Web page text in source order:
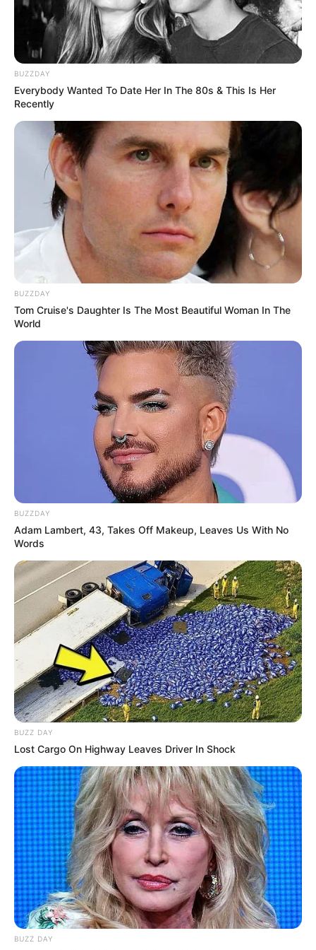
Städte im Freistaat Bayern
Es gibt noch viele weitere sehenswerte Städte und
Ausflugsziele im Umkreis von Obernburg am Main
gesamten Bundesland, die entdeckt werden wollen.
Hierfür kann die Rubrik mit denschönsten Städten in
angeklickt werden.
Weihnachtsmarkt
statt.
Rock-, Pop- und Jazzveranstaltungen in
Deutschland:
07.08.2026 19:00 Uhr: Les Connaisseurs -
Saxophonzert in der Kirche Ranzin imVeranstaltung
splan für Züssow
nstaltungsplan für Meldorf
08.08.2026 17:00 Uhr: Les Connaisseurs -
Saxophonzert am Hafen Lassan imVeranstaltungsp
lan für Lassan
18.08.2026 19:30 Uhr: Mit 3 Orgeln und 2
Saxophonen um die Welt - Konzert in der Dorfkirche
Göhren imVeranstaltungsplan für Göhren
18.08.2026 19:30 Uhr: Mit 3 Orgeln und 2
Saxophonen um die Welt - Konzert in der Kirche
Göhren imVeranstaltungsplan für Göhren
19.08.2026 19:30 Uhr: Mit 3 Orgeln und 2
BUZZDAY
Everybody Wanted To Date Her In The 80s & This Is Her
Recently
BUZZDAY
Tom Cruise's Daughter Is The Most Beautiful Woman In The
World
BUZZDAY
Adam Lambert, 43, Takes Off Makeup, Leaves Us With No
Words
BUZZ DAY
Lost Cargo On Highway Leaves Driver In Shock
BUZZ DAY